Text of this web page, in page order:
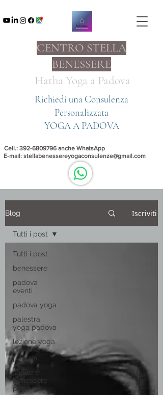
Cell.: 392-6809796 anche WhatsApp
E-mail: stellabenessereyogaconsulenze@gmail.com
CENTRO STELLA
BENESSERE
Hatha Yoga a Padova
Richiedi una Consulenza
Personalizzata
YOGA A PADOVA
Blog Iscriviti
Tutti i post
benessere
padova
eventi
padova yoga
palestra
yoga padova
lezione yoga
corso a
padova
salute e
benessere
padova
Tutti i post